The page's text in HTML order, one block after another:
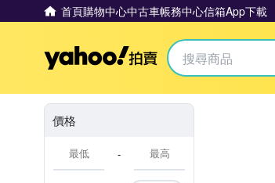
首頁購物中心中古車帳務中心信箱App下載
Yahoo拍賣
價格
-